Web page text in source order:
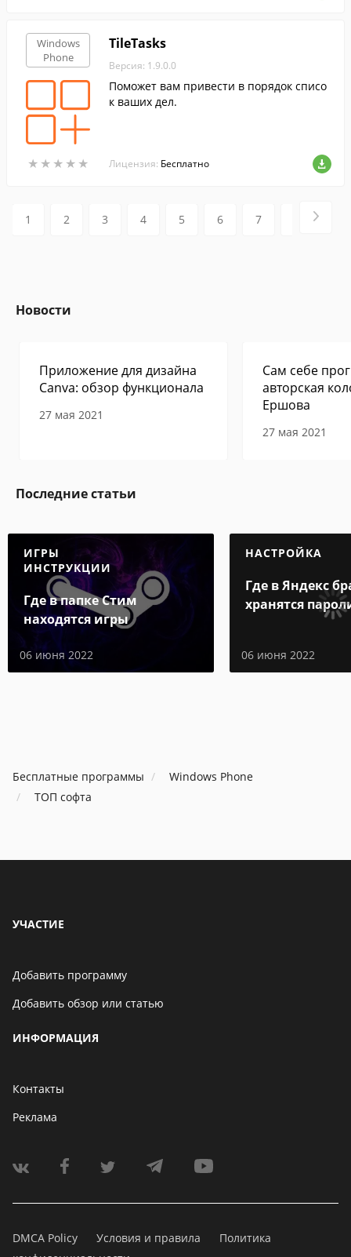
Windows
Phone
★ ★ ★ ★ ★
★ ★ ★ ★ ★
TileTasks
Версия: 1.9.0.0
Поможет вам привести в порядок списо
к ваших дел.
Лицензия: Бесплатно
1 2 3 4 5 6 7
Новости
Приложение для дизайна
Canva: обзор функционала
27 мая 2021
Сам себе
авторская
Ершова
27 мая 2021
Последние статьи
ИГРЫ
ИНСТРУКЦИИ
Где в папке Стим
находятся игры
06 июня 2022
НАСТРОЙКА
Где в Яндекс
хранятся
06 июня 2022
Бесплатные программы
Windows Phone
ТОП софта
УЧАСТИЕ
Добавить программу
Добавить обзор или статью
ИНФОРМАЦИЯ
Контакты
Реклама
DMCA Policy Условия и правила
Политика